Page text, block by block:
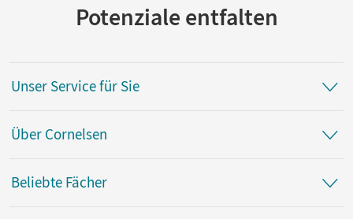
Potenziale entfalten
Unser Service für Sie
Über Cornelsen
Beliebte Fächer